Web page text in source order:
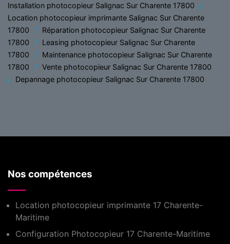
Installation photocopieur Salignac Sur Charente 17800
Location photocopieur imprimante Salignac Sur Charente
17800
Réparation photocopieur Salignac Sur Charente
17800
Leasing photocopieur Salignac Sur Charente
17800
Maintenance photocopieur Salignac Sur Charente
17800
Vente photocopieur Salignac Sur Charente 17800
Depannage photocopieur Salignac Sur Charente 17800
Nos compétences
Location photocopieur imprimante 17 Charente-
Maritime
Configuration Photocopieur 17 Charente-Maritime